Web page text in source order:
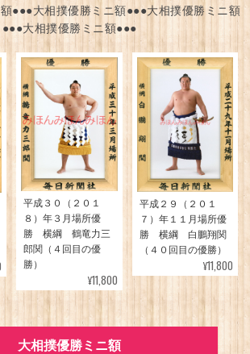
●●●大相撲優勝ミニ額●●●大相撲優勝ミニ額
●●●大相撲優勝ミニ額●●●
平成３０（２０１
８）年３月場所優
勝 横綱 鶴竜力三
郎関（４回目の優
勝）
¥11,800
平成２９（２０１
７）年１１月場所優
勝 横綱 白鵬翔関
（４０回目の優勝）
¥11,800
大相撲優勝ミニ額